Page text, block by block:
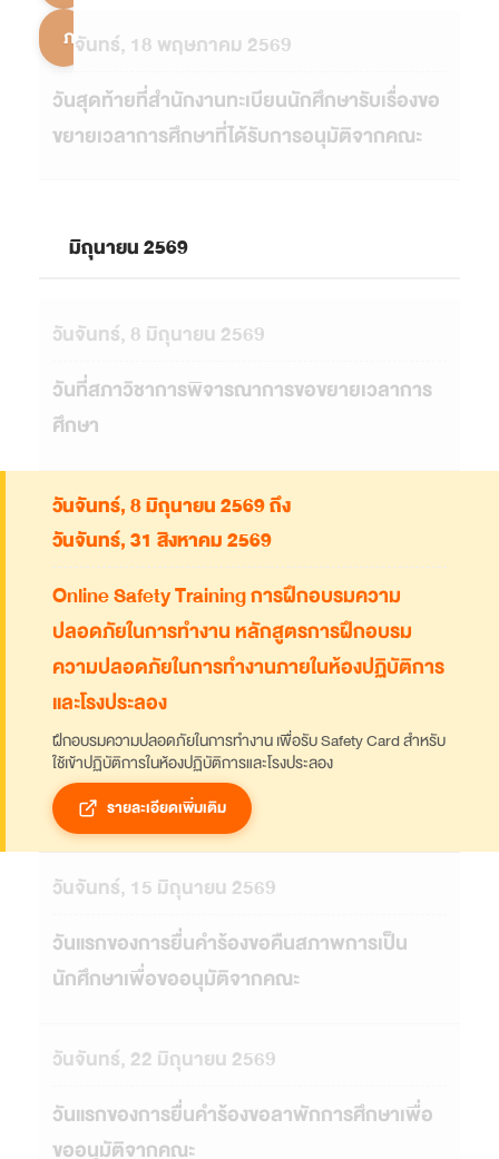
ภาคการศึกษาพิเศษ
วันจันทร์, 18 พฤษภาคม 2569
วันสุดท้ายที่สำนักงานทะเบียนนักศึกษารับเรื่องขอ
ขยายเวลาการศึกษาที่ได้รับการอนุมัติจากคณะ
มิถุนายน 2569
วันจันทร์, 8 มิถุนายน 2569
วันที่สภาวิชาการพิจารณาการขอขยายเวลาการ
ศึกษา
วันจันทร์, 8 มิถุนายน 2569 ถึง
วันจันทร์, 31 สิงหาคม 2569
Online Safety Training การฝึกอบรมความ
ปลอดภัยในการทำงาน หลักสูตรการฝึกอบรม
ความปลอดภัยในการทำงานภายในห้องปฏิบัติการ
และโรงประลอง
ฝึกอบรมความปลอดภัยในการทำงาน เพื่อรับ Safety Card สำหรับ
ใช้เข้าปฏิบัติการในห้องปฏิบัติการและโรงประลอง
รายละเอียดเพิ่มเติม
วันจันทร์, 15 มิถุนายน 2569
วันแรกของการยื่นคำร้องขอคืนสภาพการเป็น
นักศึกษาเพื่อขออนุมัติจากคณะ
วันจันทร์, 22 มิถุนายน 2569
วันแรกของการยื่นคำร้องขอลาพักการศึกษาเพื่อ
ขออนุมัติจากคณะ